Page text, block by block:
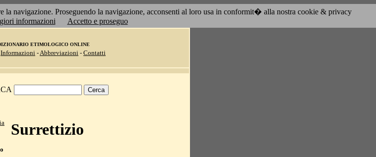
navigazione. Proseguendo la navigazione, acconsenti al loro usa in conformit� alla nostra cookie & privacy
informazioni Accetto e proseguo
ETIMOLOGICO ONLINE
Informazioni -Abbreviazioni - Contatti
Surrettizio